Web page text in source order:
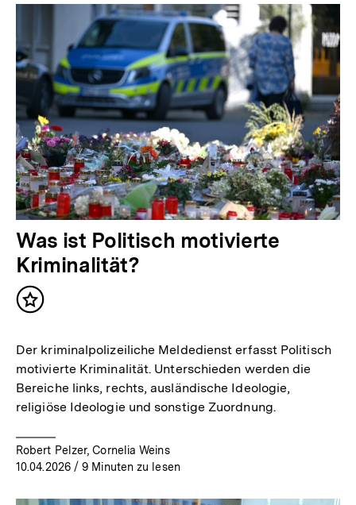
Was ist Politisch motivierte
Kriminalität?
Inhalt
Der kriminalpolizeiliche Meldedienst erfasst Politisch
motivierte Kriminalität. Unterschieden werden die
Bereiche links, rechts, ausländische Ideologie,
religiöse Ideologie und sonstige Zuordnung.
Robert Pelzer, Cornelia Weins
10.04.2026/ 9 Minuten zu lesen